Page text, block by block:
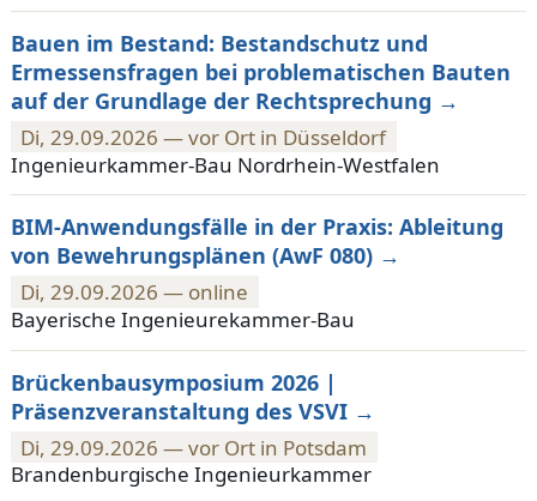
Bauen im Bestand: Bestandschutz und
Ermessensfragen bei problematischen Bauten
auf der Grundlage der Rechtsprechung
Di, 29.09.2026 — vor Ort in Düsseldorf
Ingenieurkammer-Bau Nordrhein-Westfalen
BIM-Anwendungsfälle in der Praxis: Ableitung
von Bewehrungsplänen (AwF 080)
Di, 29.09.2026 — online
Bayerische Ingenieurekammer-Bau
Brückenbausymposium 2026 |
Präsenzveranstaltung des VSVI
Di, 29.09.2026 — vor Ort in Potsdam
Brandenburgische Ingenieurkammer